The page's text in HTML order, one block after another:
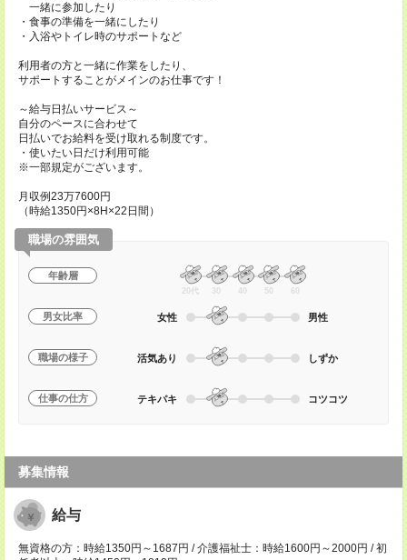
一緒に参加したり
・食事の準備を一緒にしたり
・入浴やトイレ時のサポートなど
利用者の方と一緒に作業をしたり、
サポートすることがメインのお仕事です！
～給与日払いサービス～
自分のペースに合わせて
日払いでお給料を受け取れる制度です。
・使いたい日だけ利用可能
※一部規定がございます。
月収例23万7600円
（時給1350円×8H×22日間）
職場の雰囲気
年齢層
20代 30 40 50 60
男女比率 女性 男性
職場の様子 活気あり しずか
仕事の仕方 テキパキ コツコツ
募集情報
給与
無資格の方：時給1350円～1687円 / 介護福祉士：時給1600円～2000円 / 初